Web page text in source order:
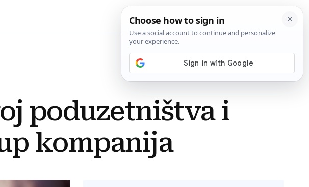
poduzetništva i
kompanija